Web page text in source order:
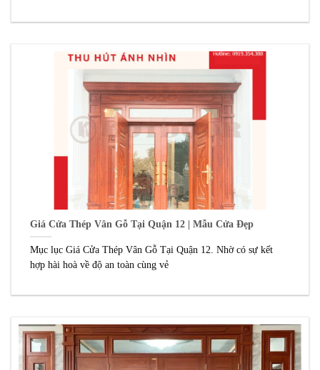
Giá Cửa Thép Vân Gỗ Tại Quận 12 | Mẫu Cửa Đẹp
Mục lục Giá Cửa Thép Vân Gỗ Tại Quận 12. Nhờ có sự kết
hợp hài hoà về độ an toàn cùng vẻ